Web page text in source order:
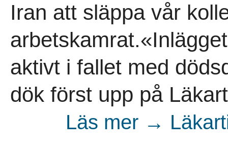
Iran att släppa vår
aktivt i fallet med
dök först upp på
Läs mer →